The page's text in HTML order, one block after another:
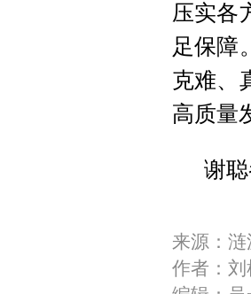
压实各
足保障
克难、
高质量
谢聪
来源：
作者：刘